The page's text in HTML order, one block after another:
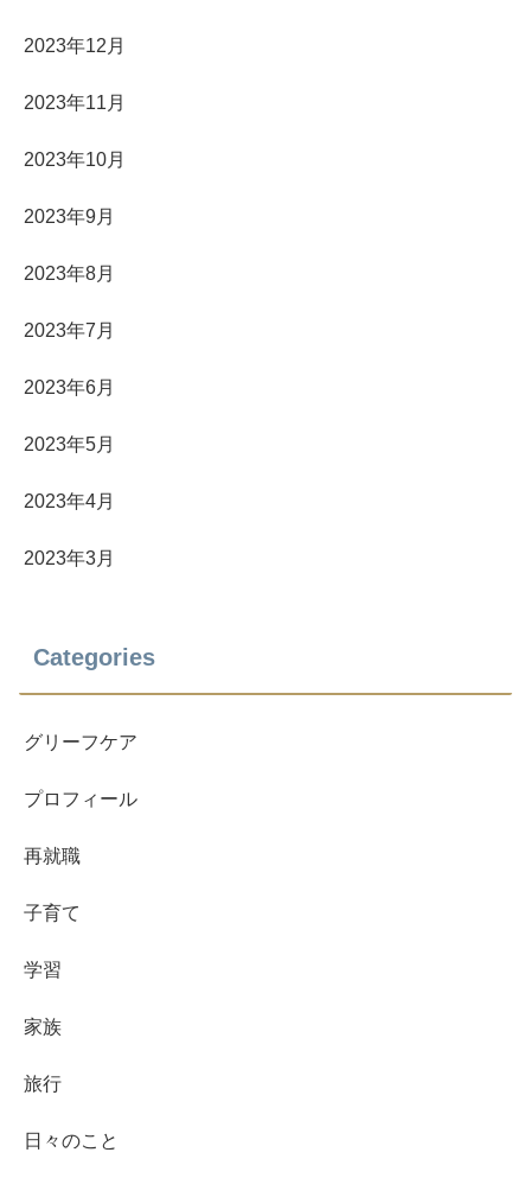
2023年12月
2023年11月
2023年10月
2023年9月
2023年8月
2023年7月
2023年6月
2023年5月
2023年4月
2023年3月
Categories
グリーフケア
プロフィール
再就職
子育て
学習
家族
旅行
日々のこと